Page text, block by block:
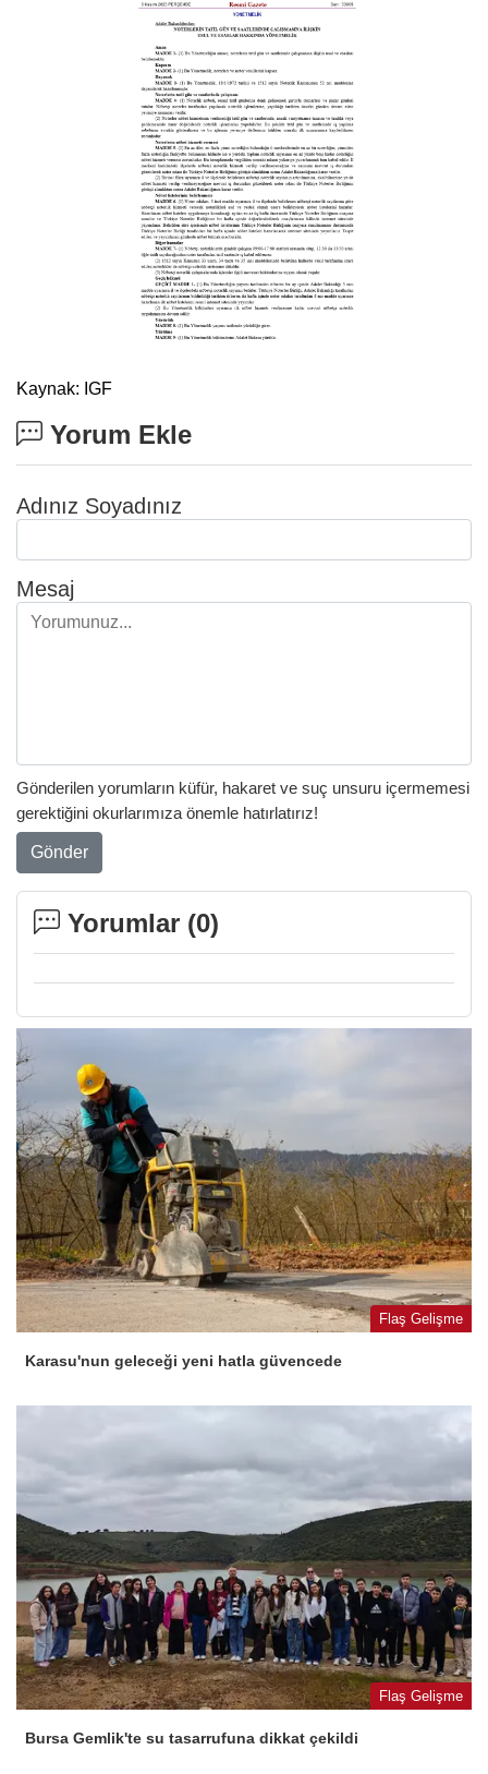
Kaynak: IGF
Yorum Ekle
Adınız Soyadınız
Mesaj
Gönderilen yorumların küfür, hakaret ve suç unsuru içermemesi
gerektiğini okurlarımıza önemle hatırlatırız!
Gönder
Yorumlar (0)
Flaş Gelişme
Karasu'nun geleceği yeni hatla güvencede
Flaş Gelişme
Bursa Gemlik'te su tasarrufuna dikkat çekildi